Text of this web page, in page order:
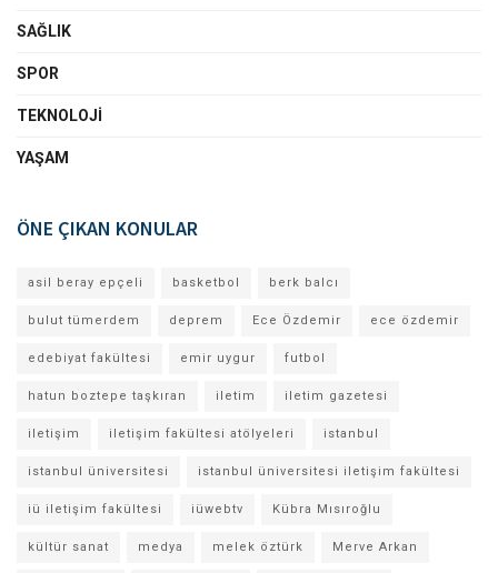
SAĞLIK
SPOR
TEKNOLOJI
YAŞAM
ÖNE ÇIKAN KONULAR
asil beray epçeli basketbol berk balcı
bulut tümerdem deprem Ece Özdemir ece özdemir
edebiyat fakültesi emir uygur futbol
hatun boztepe taşkıran iletim iletim gazetesi
iletişim iletişim fakültesi atölyeleri istanbul
istanbul üniversitesi istanbul üniversitesi iletişim fakültesi
iü iletişim fakültesi iüwebtv Kübra Mısıroğlu
kültür sanat medya melek öztürk Merve Arkan